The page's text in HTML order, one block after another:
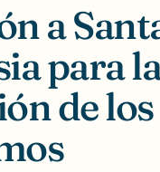
a
para
de los